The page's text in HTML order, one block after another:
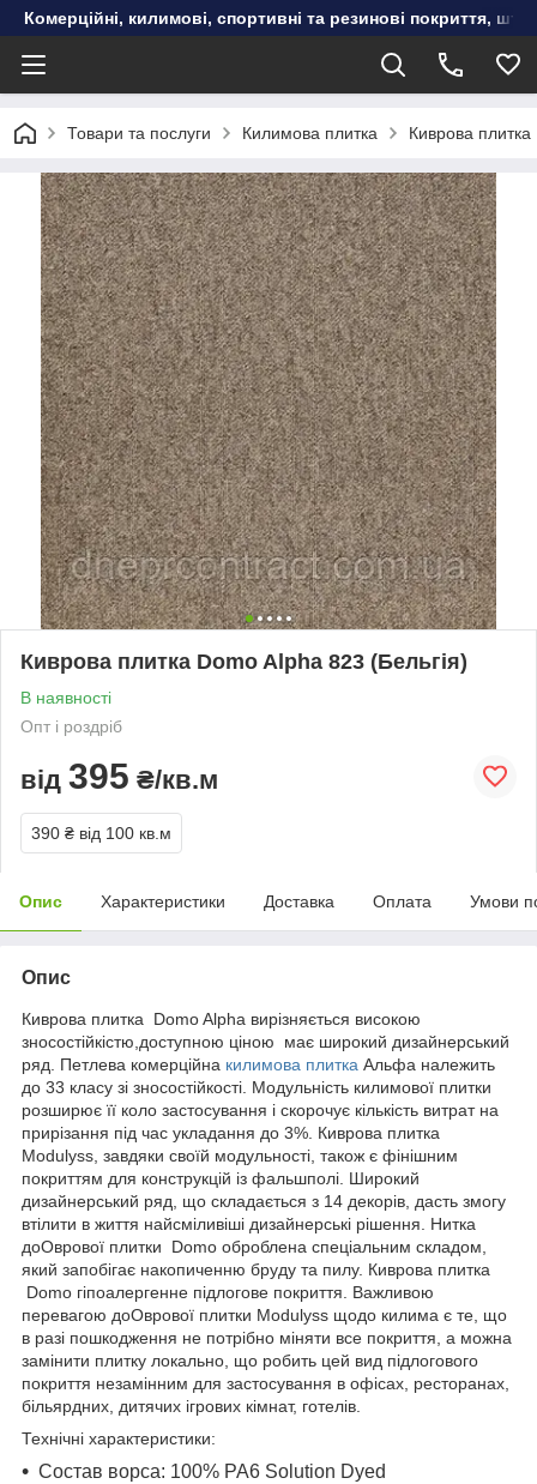
Комерційні, килимові, спортивні та резинові покриття,
Товари та послуги Килимова плитка Киврова
Киврова плитка Domo Alpha 823 (Бельгія)
В наявності
Опт і роздріб
від 395 ₴/кв.м
390 ₴ від 100 кв.м
Опис Характеристики Доставка Оплата Умови
Опис
Киврова плитка Domo Alpha вирізняється високою
зносостійкістю, доступною ціною
має широкий дизайнерський
ряд. Петлева комерційна килимова плитка Альфа належить
до 33 класу зі зносостійкості. Модульність килимової плитки
розширює її коло застосування і скорочує кількість витрат на
прирізання під час укладання до 3%. Киврова плитка
Modulyss, завдяки своїй модульності, також є фінішним
покриттям для конструкцій із фальшполі. Широкий
дизайнерський ряд, що складається з 14 декорів, дасть змогу
втілити в життя найсміливіші дизайнерські рішення. Нитка
доОврової плитки Domo оброблена спеціальним складом,
який запобігає накопиченню бруду та пилу. Киврова плитка
Domo гіпоалергенне підлогове покриття. Важливою
перевагою доОврової плитки Modulyss щодо килима є те, що
в разі пошкодження не потрібно міняти все покриття, а можна
замінити плитку локально, що робить цей вид підлогового
покриття незамінним для застосування в офісах, ресторанах,
більярдних, дитячих ігрових кімнат, готелів.
Технічні характеристики:
Состав ворса: 100% PA6 Solution Dyed